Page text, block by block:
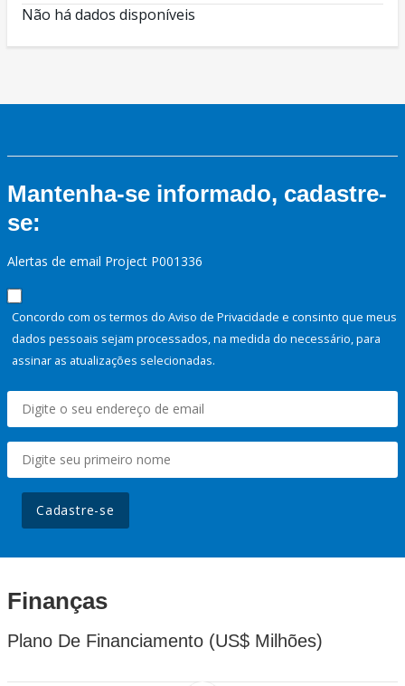
Não há dados disponíveis
Mantenha-se informado, cadastre-
se:
Alertas de email Project P001336
Concordo com os termos do Aviso de Privacidade e consinto que meus
dados pessoais sejam processados, na medida do necessário, para
assinar as atualizações selecionadas.
Cadastre-se
Finanças
Plano De Financiamento (US$ Milhões)